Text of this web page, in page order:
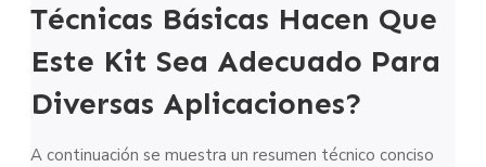
Técnicas Básicas Hacen Que
Este Kit Sea Adecuado Para
Diversas Aplicaciones?
A continuación se muestra un resumen técnico conciso